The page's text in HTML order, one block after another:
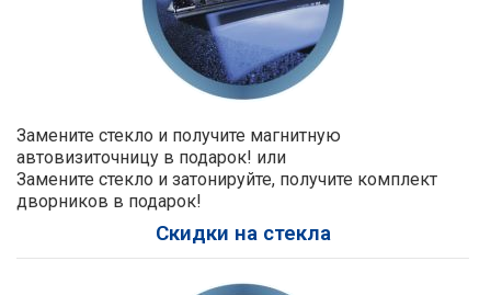
Замените стекло и получите магнитную
автовизиточницу в подарок! или
Замените стекло и затонируйте, получите комплект
дворников в подарок!
Скидки на стекла